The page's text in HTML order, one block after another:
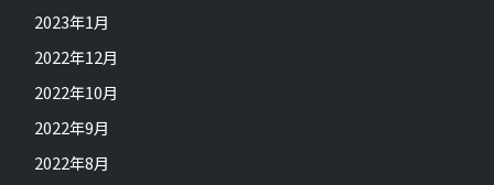
2023年1月
2022年12月
2022年10月
2022年9月
2022年8月